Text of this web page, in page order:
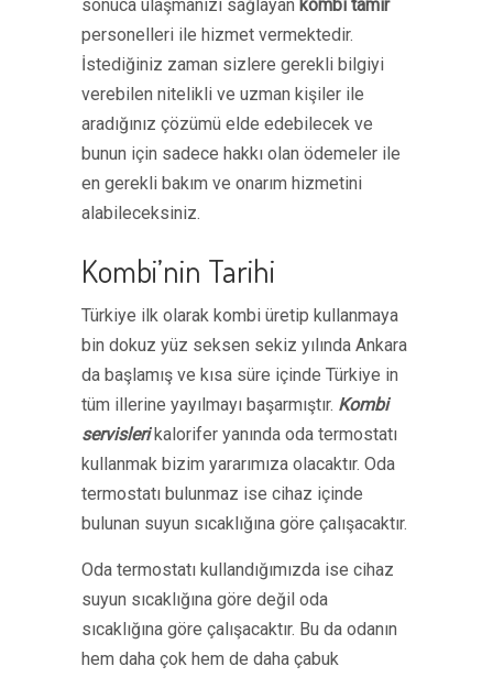
sonuca ulaşmanızı sağlayan kombi tamir
personelleri ile hizmet vermektedir.
İstediğiniz zaman sizlere gerekli bilgiyi
verebilen nitelikli ve uzman kişiler ile
aradığınız çözümü elde edebilecek ve
bunun için sadece hakkı olan ödemeler ile
en gerekli bakım ve onarım hizmetini
alabileceksiniz.
Kombi’nin Tarihi
Türkiye ilk olarak kombi üretip kullanmaya
bin dokuz yüz seksen sekiz yılında Ankara
da başlamış ve kısa süre içinde Türkiye in
tüm illerine yayılmayı başarmıştır. Kombi
servislerikalorifer yanında oda termostatı
kullanmak bizim yararımıza olacaktır. Oda
termostatı bulunmaz ise cihaz içinde
bulunan suyun sıcaklığına göre çalışacaktır.
Oda termostatı kullandığımızda ise cihaz
suyun sıcaklığına göre değil oda
sıcaklığına göre çalışacaktır. Bu da odanın
hem daha çok hem de daha çabuk